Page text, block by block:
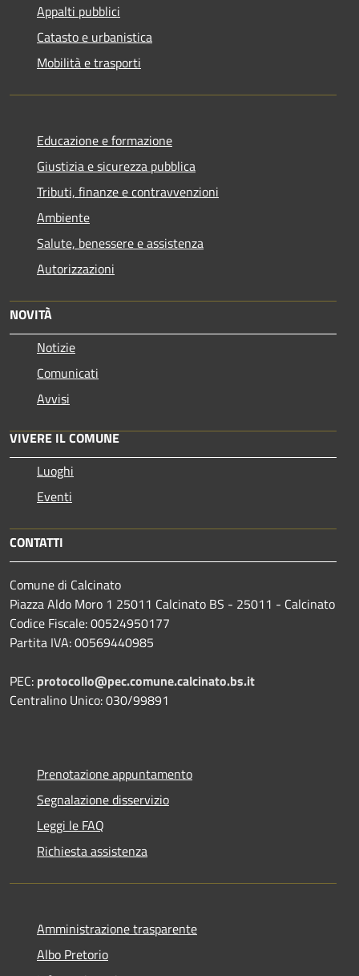
Appalti pubblici
Catasto e urbanistica
Mobilità e trasporti
Educazione e formazione
Giustizia e sicurezza pubblica
Tributi, finanze e contravvenzioni
Ambiente
Salute, benessere e assistenza
Autorizzazioni
NOVITÀ
Notizie
Comunicati
Avvisi
VIVERE IL COMUNE
Luoghi
Eventi
CONTATTI
Comune di Calcinato
Piazza Aldo Moro 1 25011 Calcinato BS - 25011 - Calcinato
Codice Fiscale: 00524950177
Partita IVA: 00569440985
PEC: protocollo@pec.comune.calcinato.bs.it
Centralino Unico: 030/99891
Prenotazione appuntamento
Segnalazione disservizio
Leggi le FAQ
Richiesta assistenza
Amministrazione trasparente
Albo Pretorio